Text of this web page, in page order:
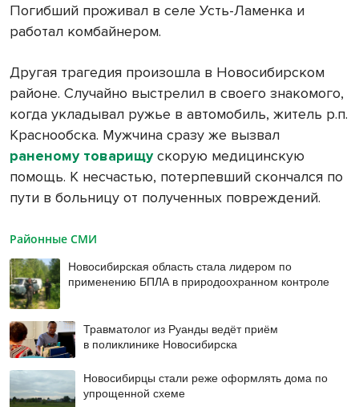
Погибший проживал в селе Усть-Ламенка и
работал комбайнером.
Другая трагедия произошла в Новосибирском
районе. Случайно выстрелил в своего знакомого,
когда укладывал ружье в автомобиль, житель р.п.
Краснообска. Мужчина сразу же вызвал
раненому товарищускорую медицинскую
помощь. К несчастью, потерпевший скончался по
пути в больницу от полученных повреждений.
Районные СМИ
Новосибирская область стала лидером по
применению БПЛА в природоохранном контроле
Травматолог из Руанды ведёт приём
в поликлинике Новосибирска
Новосибирцы стали реже оформлять дома по
упрощенной схеме